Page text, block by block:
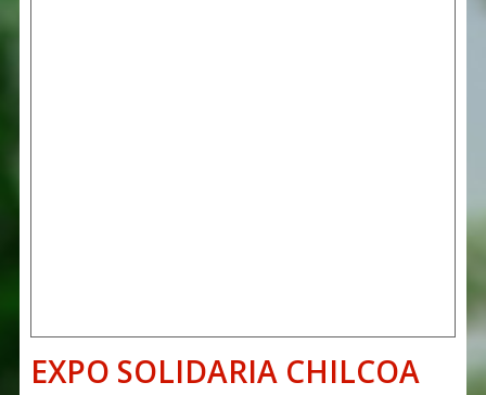
EXPO SOLIDARIA CHILCOA